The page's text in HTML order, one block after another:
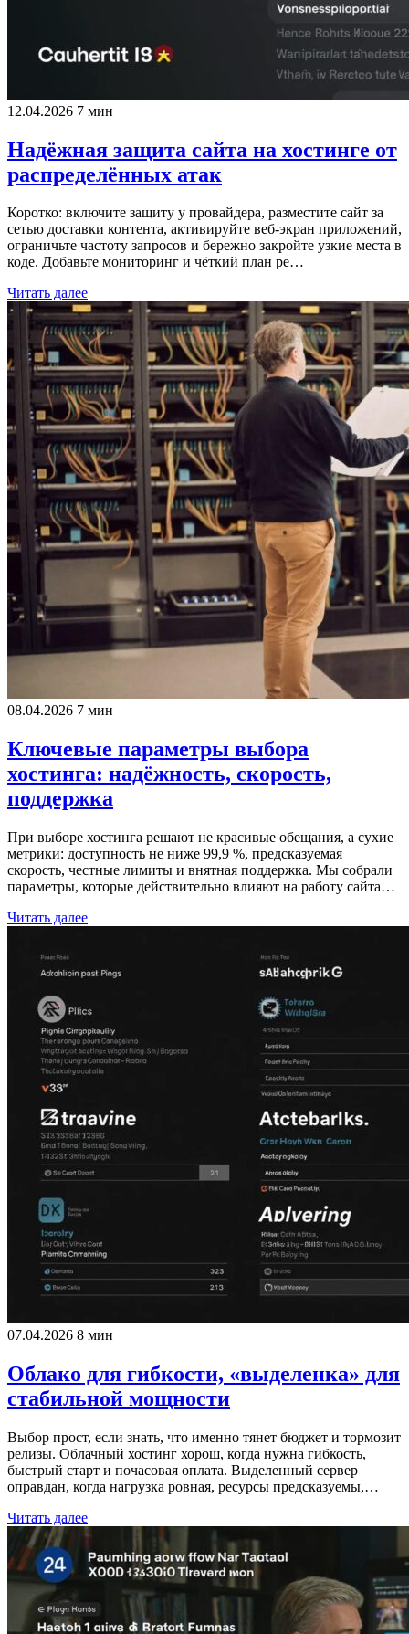
12.04.2026 7 мин
Надёжная защита сайта на хостинге от
распределённых атак
Коротко: включите защиту у провайдера, разместите сайт за
сетью доставки контента, активируйте веб-экран приложений,
ограничьте частоту запросов и бережно закройте узкие места в
коде. Добавьте мониторинг и чёткий план ре…
Читать далее
08.04.2026 7 мин
Ключевые параметры выбора
хостинга: надёжность, скорость,
поддержка
При выборе хостинга решают не красивые обещания, а сухие
метрики: доступность не ниже 99,9 %, предсказуемая
скорость, честные лимиты и внятная поддержка. Мы собрали
параметры, которые действительно влияют на работу сайта…
Читать далее
07.04.2026 8 мин
Облако для гибкости, «выделенка» для
стабильной мощности
Выбор прост, если знать, что именно тянет бюджет и тормозит
релизы. Облачный хостинг хорош, когда нужна гибкость,
быстрый старт и почасовая оплата. Выделенный сервер
оправдан, когда нагрузка ровная, ресурсы предсказуемы,…
Читать далее